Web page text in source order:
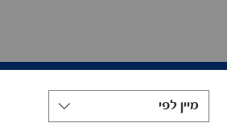
מיין לפי